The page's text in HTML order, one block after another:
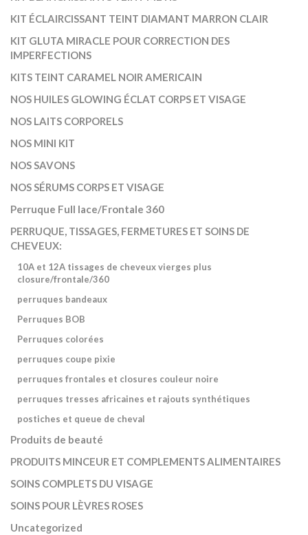
KIT ÉCLAIRCISSANT TEINT DIAMANT MARRON CLAIR
KIT GLUTA MIRACLE POUR CORRECTION DES
IMPERFECTIONS
KITS TEINT CARAMEL NOIR AMERICAIN
NOS HUILES GLOWING ÉCLAT CORPS ET VISAGE
NOS LAITS CORPORELS
NOS MINI KIT
NOS SAVONS
NOS SÉRUMS CORPS ET VISAGE
Perruque Full lace/Frontale 360
PERRUQUE, TISSAGES, FERMETURES ET SOINS DE
CHEVEUX:
10A et 12A tissages de cheveux vierges plus
closure/frontale/360
perruques bandeaux
Perruques BOB
Perruques colorées
perruques coupe pixie
perruques frontales et closures couleur noire
perruques tresses africaines et rajouts synthétiques
postiches et queue de cheval
Produits de beauté
PRODUITS MINCEUR ET COMPLEMENTS ALIMENTAIRES
SOINS COMPLETS DU VISAGE
SOINS POUR LÈVRES ROSES
Uncategorized